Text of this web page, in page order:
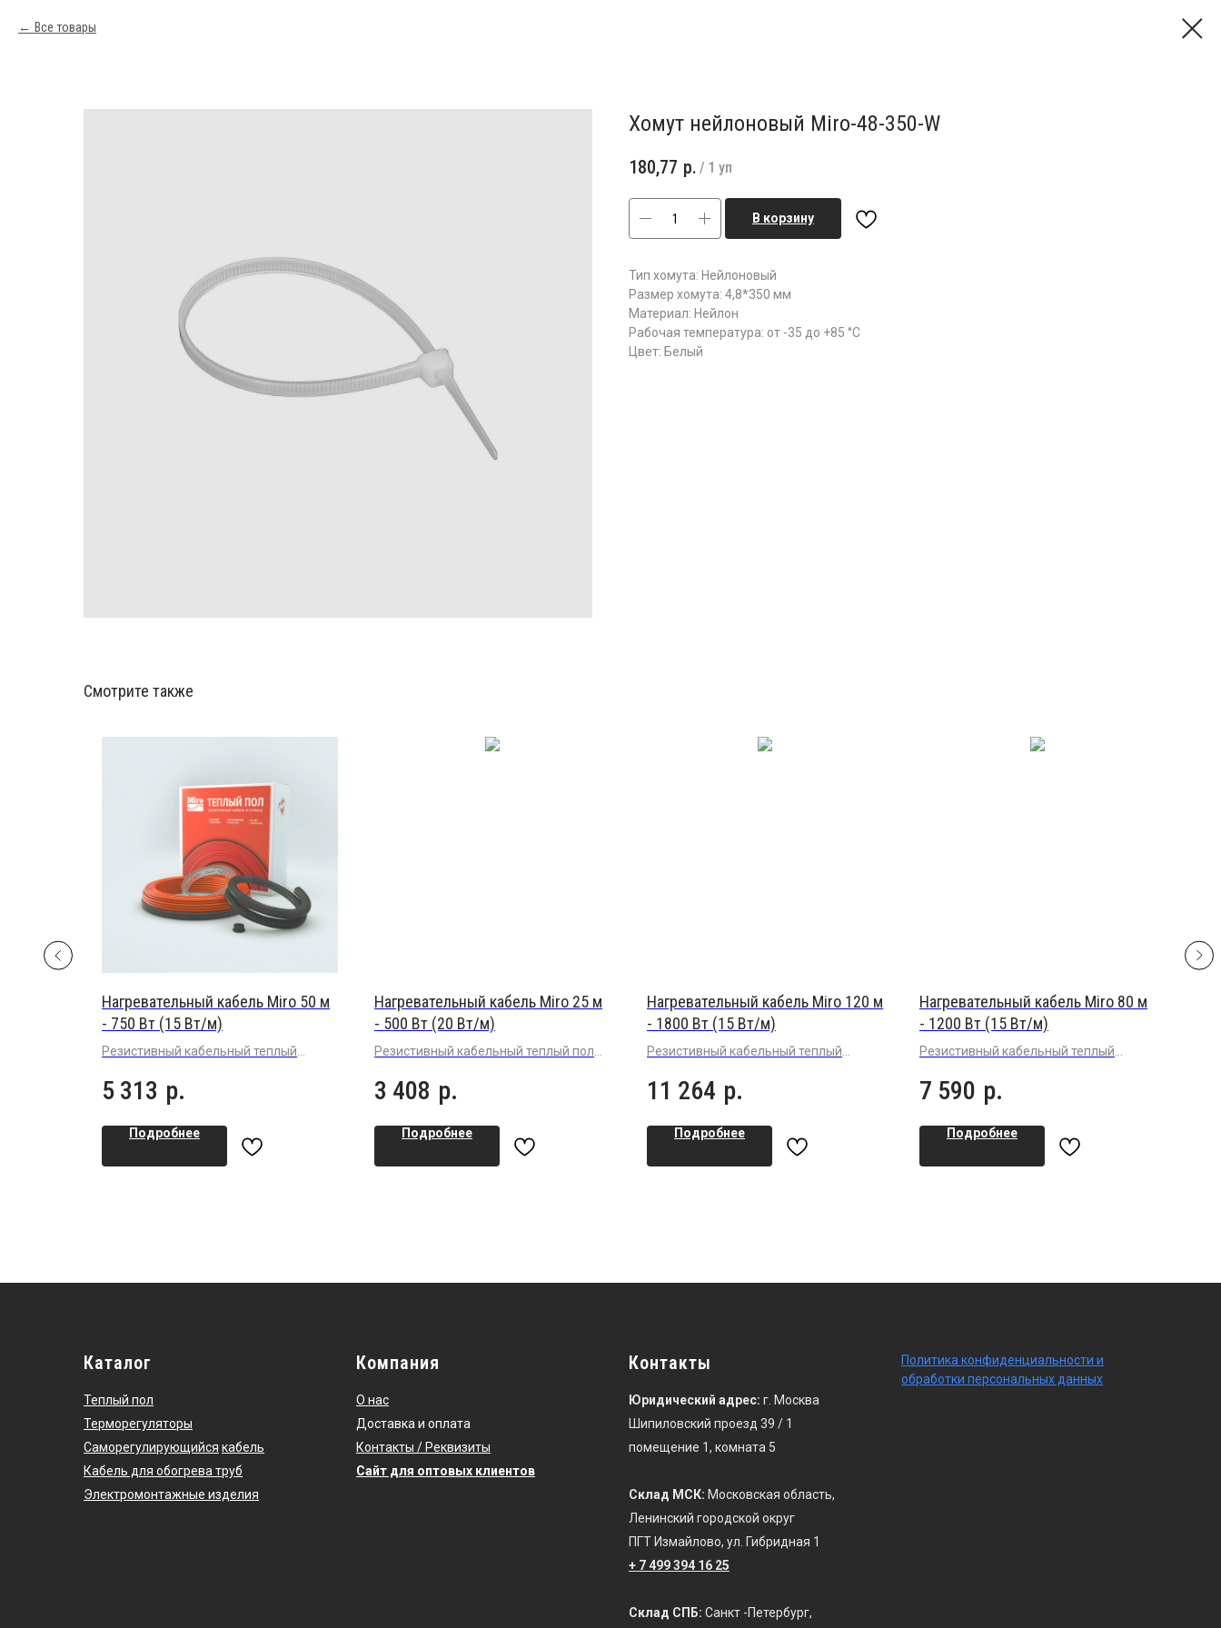
Все товары
Хомут нейлоновый Miro-48-350-W
180,77 р. / 1 уп
В корзину
Тип хомута: Нейлоновый
Размер хомута: 4,8*350 мм
Материал: Нейлон
Рабочая температура: от -35 до +85 °С
Цвет: Белый
Смотрите также
Нагревательный кабель Miro 50 м
- 750 Вт (15 Вт/м)
Резистивный кабельный теплый
плитку или керамогранит
5 313 р.
Подробнее
Нагревательный кабель Miro 25 м
- 500 Вт (20 Вт/м)
Резистивный кабельный теплый пол
плиточный клей под плитку или
керамогранит
3 408 р.
Подробнее
Нагревательный кабель Miro 120 м
- 1800 Вт (15 Вт/м)
Резистивный кабельный теплый
плитку или керамогранит
11 264 р.
Подробнее
Нагревательный кабель Miro 80 м
- 1200 Вт (15 Вт/м)
Резистивный кабельный теплый
плитку или керамогранит
7 590 р.
Подробнее
Каталог
Теплый пол
Терморегуляторы
Саморегулирующийся кабель
Кабель для обогрева труб
Электромонтажные изделия
Компания
О нас
Доставка и оплата
Контакты / Реквизиты
Сайт для оптовых клиентов
Контакты
Юридический адрес: г. Москва
Шипиловский проезд 39 / 1
помещение 1, комната 5
Склад МСК: Московская область,
Ленинский городской округ
ПГТ Измайлово, ул. Гибридная 1
+ 7 499 394 16 25
Склад СПБ: Санкт -Петербург,
Политика конфиденциальности и
обработки персональных данных